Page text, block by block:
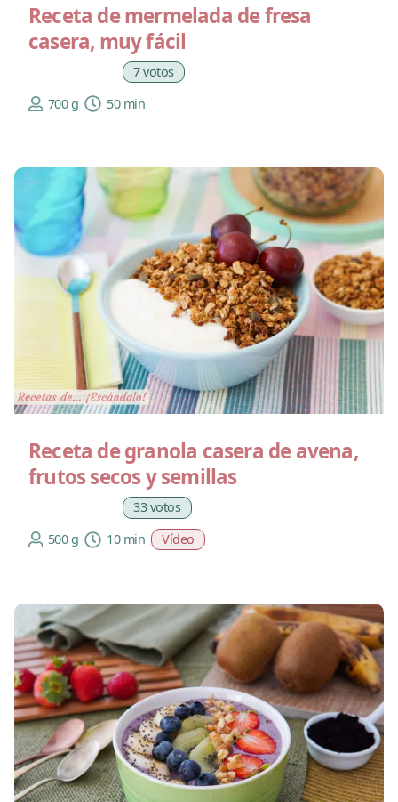
Receta de mermelada de fresa
casera, muy fácil
7 votos
700 g
50 min
Receta de granola casera de avena,
frutos secos y semillas
33 votos
500 g
10 min Vídeo